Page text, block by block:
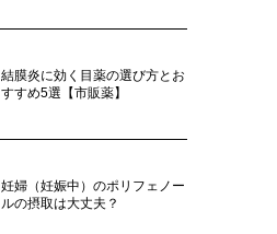
結膜炎に効く目薬の選び方とお
すすめ5選【市販薬】
妊婦（妊娠中）のポリフェノー
ルの摂取は大丈夫？